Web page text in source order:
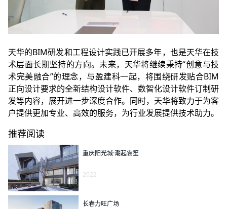
天华的BIM研发和工程设计实践已开展多年，也是天华在技
术层面长期坚持的方向。未来，天华将继续秉持“创意与技
术完美融合”的理念， 与盈建科一起，将围绕研发贴合BIM
正向设计要求的全新结构设计软件、数智化设计软件订制研
发等内容，展开进一步深度合作。同时，天华将致力于为客
户提供更加专业、高效的服务， 为行业发展提供技术助力。
推荐阅读
重庆阳光城·潮起雲笙
2022
长春力旺广场